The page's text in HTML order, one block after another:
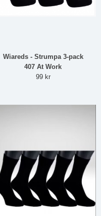
Wiareds - Strumpa 3-pack
407 At Work
99 kr